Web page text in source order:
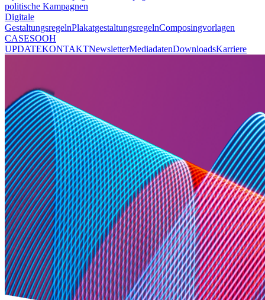
politische Kampagnen
Digitale
GestaltungsregelnPlakatgestaltungsregelnComposingvorlagen
CASESOOH
UPDATEKONTAKTNewsletterMediadatenDownloadsKarriere